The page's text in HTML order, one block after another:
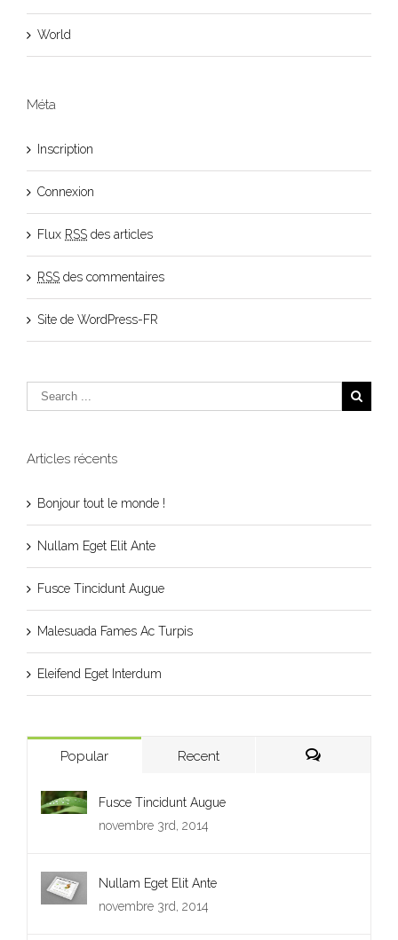
World
Méta
Inscription
Connexion
Flux RSS des articles
RSS des commentaires
Site de WordPress-FR
Articles récents
Bonjour tout le monde !
Nullam Eget Elit Ante
Fusce Tincidunt Augue
Malesuada Fames Ac Turpis
Eleifend Eget Interdum
Popular Recent
Fusce Tincidunt Augue
novembre 3rd, 2014
Nullam Eget Elit Ante
novembre 3rd, 2014